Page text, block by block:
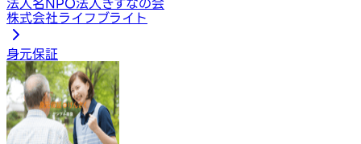
法人名NPO法人きずなの会
株式会社ライフブライト
身元保証